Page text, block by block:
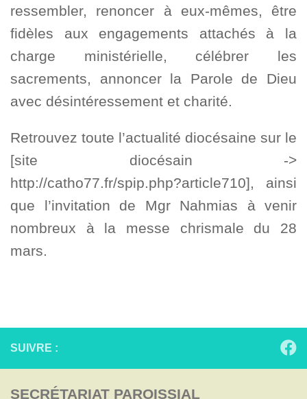
ressembler, renoncer à eux-mêmes, être
fidèles aux engagements attachés à la
charge ministérielle, célébrer les
sacrements, annoncer la Parole de Dieu
avec désintéressement et charité.
Retrouvez toute l’actualité diocésaine sur le
[site diocésain ->
http://catho77.fr/spip.php?article710], ainsi
que l’invitation de Mgr Nahmias à venir
nombreux à la messe chrismale du 28
mars.
SUIVRE :
SECRÉTARIAT PAROISSIAL